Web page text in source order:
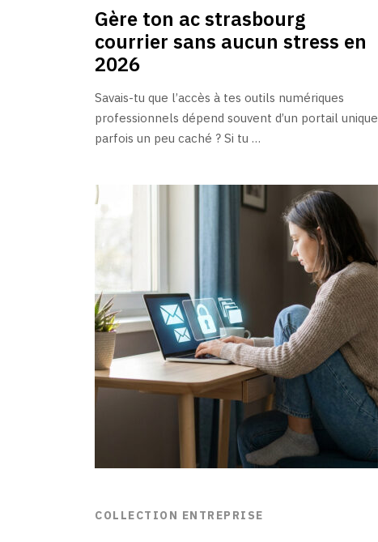
Gère ton ac strasbourg
courrier sans aucun stress en
2026
Savais-tu que l’accès à tes outils numériques
professionnels dépend souvent d’un portail unique
parfois un peu caché ? Si tu …
COLLECTION ENTREPRISE